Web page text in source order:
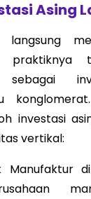
Asing
langsung
praktiknya
sebagai
investasi
vertikal:
Manufaktur